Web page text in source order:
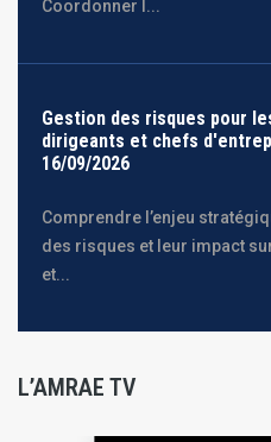
Coordonner l...
Gestion des risques pour
dirigeants et chefs
16/09/2026
Comprendre l’enjeu
des risques et leur impact
et...
L’AMRAE TV